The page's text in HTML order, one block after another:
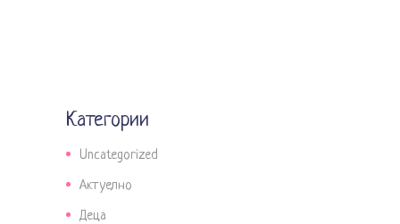
Категории
Uncategorized
Актуелно
Деца